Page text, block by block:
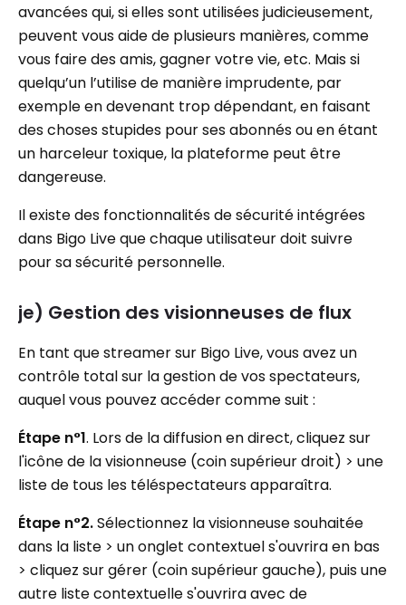
avancées qui, si elles sont utilisées judicieusement,
peuvent vous aide de plusieurs manières, comme
vous faire des amis, gagner votre vie, etc. Mais si
quelqu’un l’utilise de manière imprudente, par
exemple en devenant trop dépendant, en faisant
des choses stupides pour ses abonnés ou en étant
un harceleur toxique, la plateforme peut être
dangereuse.
Il existe des fonctionnalités de sécurité intégrées
dans Bigo Live que chaque utilisateur doit suivre
pour sa sécurité personnelle.
je) Gestion des visionneuses de flux
En tant que streamer sur Bigo Live, vous avez un
contrôle total sur la gestion de vos spectateurs,
auquel vous pouvez accéder comme suit :
Étape n°1. Lors de la diffusion en direct, cliquez sur
l'icône de la visionneuse (coin supérieur droit) > une
liste de tous les téléspectateurs apparaîtra.
Étape n°2.Sélectionnez la visionneuse souhaitée
dans la liste > un onglet contextuel s'ouvrira en bas
> cliquez sur gérer (coin supérieur gauche), puis une
autre liste contextuelle s'ouvrira avec de